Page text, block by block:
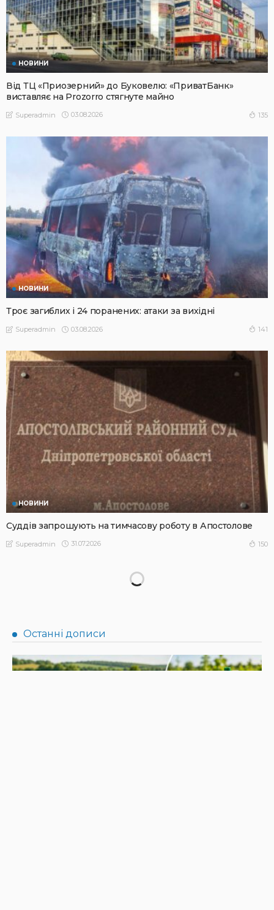
НОВИНИ
Від ТЦ «Приозерний» до Буковелю: «ПриватБанк»
виставляє на Prozorro стягнуте майно
Superadmin 03.08.2026 135
НОВИНИ
Троє загиблих і 24 поранених: атаки за вихідні
Superadmin 03.08.2026 141
НОВИНИ
Суддів запрошують на тимчасову роботу в Апостолове
Superadmin 31.07.2026 150